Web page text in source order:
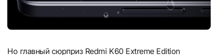
Но главный сюрприз Redmi K60 Extreme Edition